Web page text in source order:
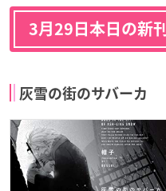
3月29日本日の新刊
灰雪の街のサバーカ